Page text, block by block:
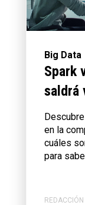
Big Data
Spark
saldrá
en la
cuáles
para